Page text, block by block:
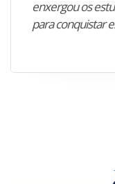
enxergou os
para conquistar